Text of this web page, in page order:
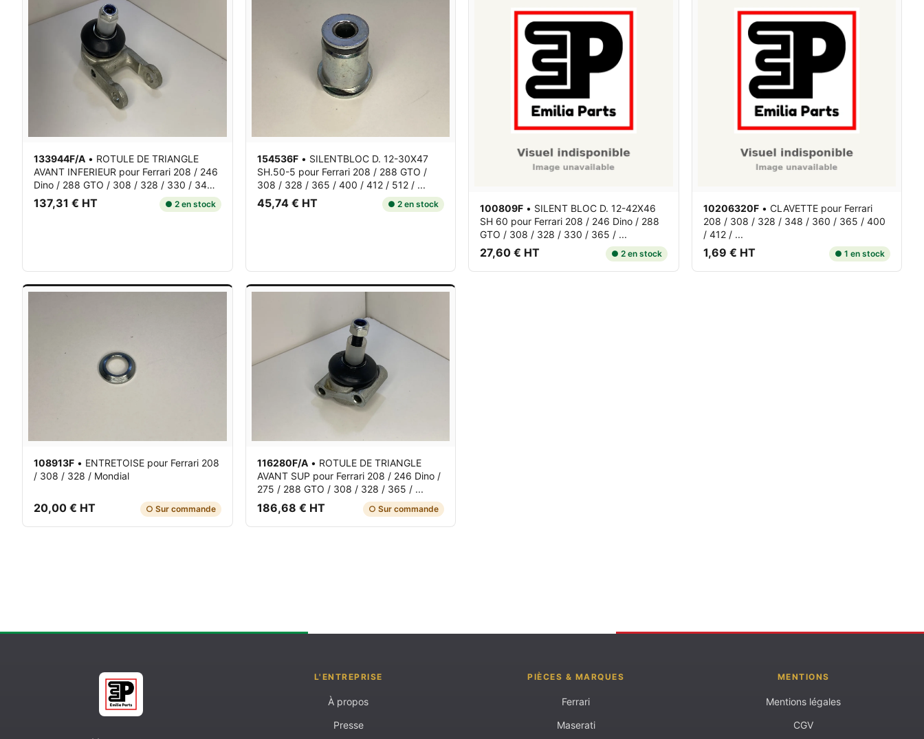
133944F/A • ROTULE DE TRIANGLE
AVANT INFERIEUR pour Ferrari 208 / 246
Dino / 288 GTO / 308 / 328 / 330 / 348 /
...
137,31 € HT ● 2 en stock
154536F • SILENTBLOC D. 12-30X47
SH.50-5 pour Ferrari 208 / 288 GTO /
308 / 328 / 365 / 400 / 412 / 512 / ...
45,74 € HT ● 2 en stock 100809F • SILENT BLOC D. 12-42X46
SH 60 pour Ferrari 208 / 246 Dino / 288
GTO / 308 / 328 / 330 / 365 / ...
27,60 € HT ● 2 en stock
10206320F • CLAVETTE pour Ferrari
208 / 308 / 328 / 348 / 360 / 365 / 400
/ 412 / ...
1,69 € HT ● 1 en stock
108913F • ENTRETOISE pour Ferrari 208
/ 308 / 328 / Mondial
20,00 € HT ○ Sur commande
116280F/A • ROTULE DE TRIANGLE
AVANT SUP pour Ferrari 208 / 246 Dino /
275 / 288 GTO / 308 / 328 / 365 / ...
186,68 € HT ○ Sur commande
L'ENTREPRISE
À propos
Presse
PIÈCES & MARQUES
Ferrari
Maserati
MENTIONS
Mentions légales
CGV